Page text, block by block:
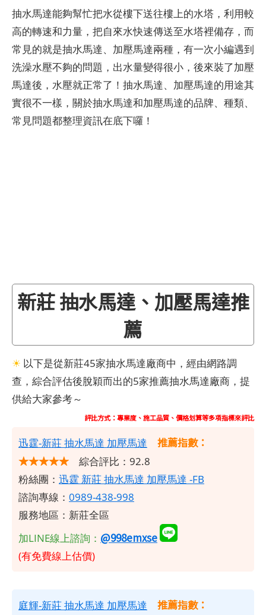
抽水馬達能夠幫忙把水從樓下送往樓上的水塔，利用較
高的轉速和力量，把自來水快速傳送至水塔裡備存，而
常見的就是抽水馬達、加壓馬達兩種，有一次小編遇到
洗澡水壓不夠的問題，出水量變得很小，後來裝了加壓
馬達後，水壓就正常了！抽水馬達、加壓馬達的用途其
實很不一樣，關於抽水馬達和加壓馬達的品牌、種類、
常見問題都整理資訊在底下囉！
新莊 抽水馬達、加壓馬達推
薦
☀ 以下是從新莊45家抽水馬達廠商中，經由網路調
查，綜合評估後脫穎而出的5家推薦抽水馬達廠商，提
供給大家參考～
評比方式：專業度、施工品質、價格划算等多項指標來評比
​迅霆-新莊 抽水馬達 加壓馬達
推薦指數：
★★★★★ 綜合評比：92.8
粉絲團： 迅霆 新莊 抽水馬達 加壓馬達 -FB
諮詢專線： 0989-438-998
服務地區：新莊全區
加LINE線上諮詢： @998emxse
(有免費線上估價)
庭輝-新莊 抽水馬達 加壓馬達
推薦指數：